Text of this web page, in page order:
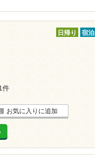
日帰り 宿泊
件
お気に入りに追加